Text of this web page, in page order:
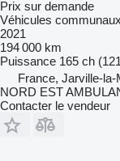
Prix sur demande
Véhicules
2021
194 000 km
Puissance 165 ch
France, Jarville-la-
NORD EST
Contacter le vendeur